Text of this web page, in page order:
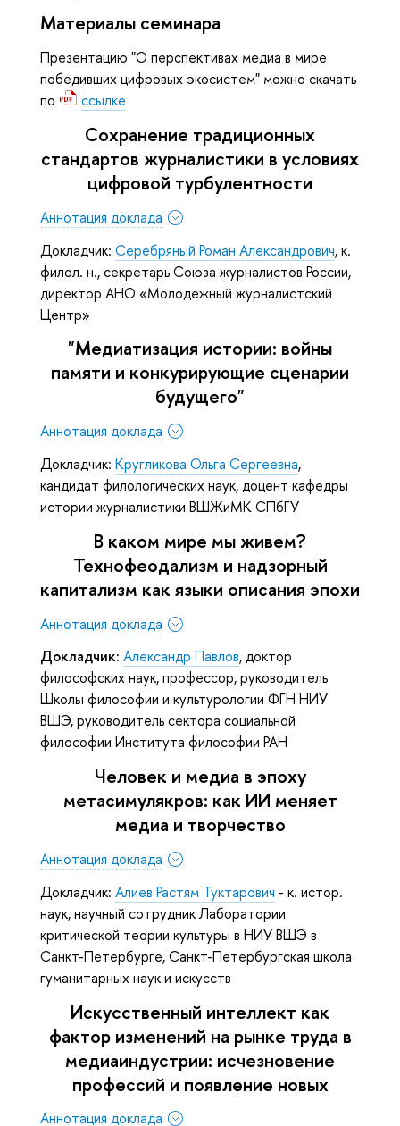
Материалы семинара
Презентацию "О перспективах медиа в мире
победивших цифровых экосистем" можно скачать
по
ссылке
Сохранение традиционных
стандартов журналистики в условиях
цифровой турбулентности
Аннотация доклада
Докладчик: Серебряный Роман Александрович, к.
филол. н., секретарь Союза журналистов России,
директор АНО «Молодежный журналистский
Центр»
"Медиатизация истории: войны
памяти и конкурирующие сценарии
будущего"
Аннотация доклада
Докладчик: Кругликова Ольга Сергеевна,
кандидат филологических наук, доцент кафедры
истории журналистики ВШЖиМК СПбГУ
В каком мире мы живем?
Технофеодализм и надзорный
капитализм как языки описания эпохи
Аннотация доклада
Докладчик: Александр Павлов, доктор
философских наук, профессор, руководитель
Школы философии и культурологии ФГН НИУ
ВШЭ, руководитель сектора социальной
философии Института философии РАН
Человек и медиа в эпоху
метасимулякров: как ИИ меняет
медиа и творчество
Аннотация доклада
Докладчик: Алиев Растям Туктарович - к. истор.
наук, научный сотрудник Лаборатории
критической теории культуры в НИУ ВШЭ в
Санкт-Петербурге, Санкт-Петербургская школа
гуманитарных наук и искусств
Искусственный интеллект как
фактор изменений на рынке труда в
медиаиндустрии: исчезновение
профессий и появление новых
Аннотация доклада